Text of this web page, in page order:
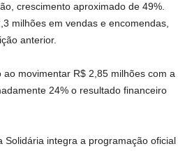
crescimento aproximado de 49%.
milhões em vendas e encomendas,
anterior.
movimentar R$ 2,85 milhões com a
24% o resultado financeiro
Solidária integra a programação oficial